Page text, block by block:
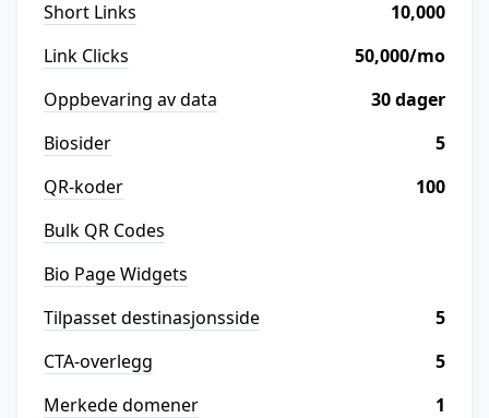
Short Links
10,000
Link Clicks
50,000/mo
Oppbevaring av data
30 dager
Biosider
5
QR-koder
100
Bulk QR Codes
Bio Page Widgets
Tilpasset destinasjonsside
5
CTA-overlegg
5
Merkede domener
1